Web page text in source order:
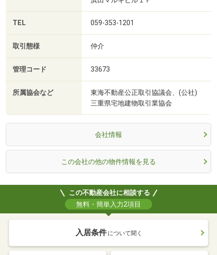
TEL 059-353-1201
取引態様 仲介
管理コード 33673
所属協会など
東海不動産公正取引協議会、(公社)
三重県宅地建物取引業協会
会社情報
この会社の他の物件情報を見る
この不動産会社に相談する
無料・簡単入力2項目
入居条件 について聞く